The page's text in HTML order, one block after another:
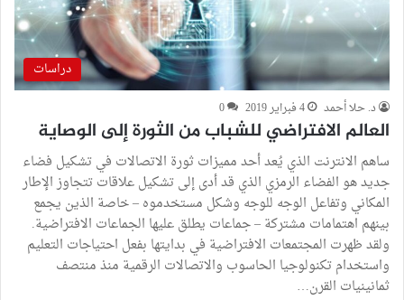
دراسات
د. حلا أحمد 4 فبراير 2019 0
العالم الافتراضي للشباب من الثورة إلى الوصاية
ساهم الانترنت الذي يُعد أحد مميزات ثورة الاتصالات في تشكيل فضاء
جديد هو الفضاء الرمزي الذي قد أدى إلى تشكيل علاقات تتجاوز الإطار
المكاني وتفاعل الوجه للوجه وشكل مستخدموه – خاصة الذين يجمع
بينهم اهتمامات مشتركة – جماعات يطلق عليها الجماعات الافتراضية.
ولقد ظهرت المجتمعات الافتراضية في بدايتها بفعل احتياجات التعليم
واستخدام تكنولوجيا الحاسوب والاتصالات الرقمية منذ منتصف
ثمانينيات القرن…